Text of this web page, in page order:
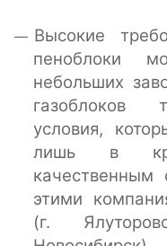
Высокие
пеноблоки
небольших
газоблоков
условия,
лишь в
качественным
этими
(г.